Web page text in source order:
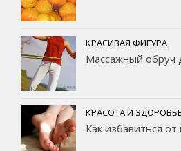
КРАСИВАЯ ФИГУРА
Массажный обруч
КРАСОТА И ЗДОРОВЬЕ
Как избавиться